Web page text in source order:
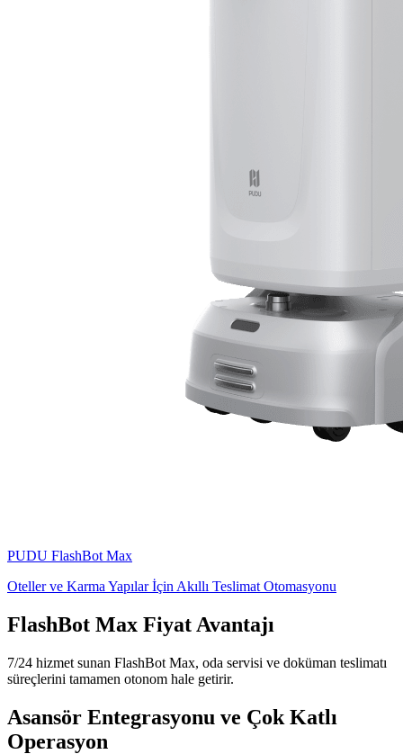
PUDU FlashBot Max
Oteller ve Karma Yapılar İçin Akıllı Teslimat Otomasyonu
FlashBot Max Fiyat Avantajı
7/24 hizmet sunan FlashBot Max, oda servisi ve doküman teslimatı
süreçlerini tamamen otonom hale getirir.
Asansör Entegrasyonu ve Çok Katlı
Operasyon